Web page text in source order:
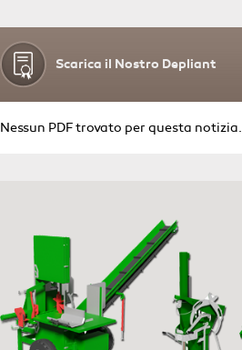
Scarica il Nostro Depliant
Nessun PDF trovato per questa notizia.